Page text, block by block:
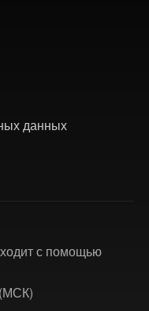
данных
с помощью